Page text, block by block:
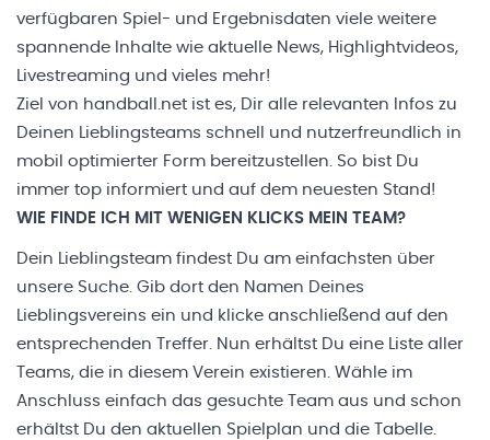
verfügbaren Spiel- und Ergebnisdaten viele weitere
spannende Inhalte wie aktuelle News, Highlightvideos,
Livestreaming und vieles mehr!
Ziel von handball.net ist es, Dir alle relevanten Infos zu
Deinen Lieblingsteams schnell und nutzerfreundlich in
mobil optimierter Form bereitzustellen. So bist Du
immer top informiert und auf dem neuesten Stand!
WIE FINDE ICH MIT WENIGEN KLICKS MEIN TEAM?
Dein Lieblingsteam findest Du am einfachsten über
unsere Suche. Gib dort den Namen Deines
Lieblingsvereins ein und klicke anschließend auf den
entsprechenden Treffer. Nun erhältst Du eine Liste aller
Teams, die in diesem Verein existieren. Wähle im
Anschluss einfach das gesuchte Team aus und schon
erhältst Du den aktuellen Spielplan und die Tabelle.